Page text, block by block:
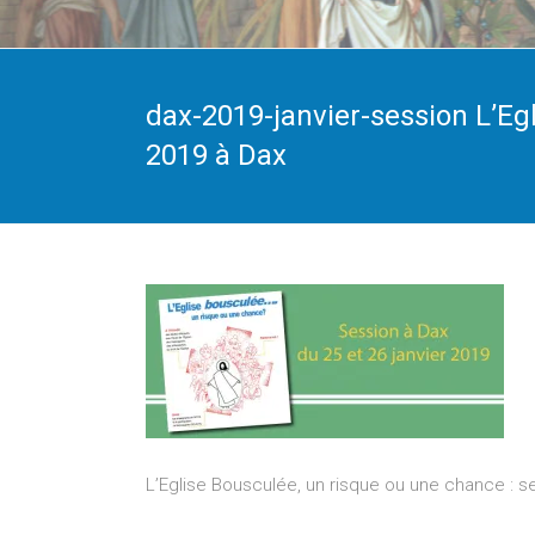
dax-2019-janvier-session
2019 à Dax
L’Eglise Bousculée, un risque ou une chance :